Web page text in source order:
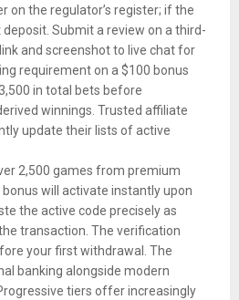
on the regulator’s register; if the
deposit. Submit a review on a third-
and screenshot to live chat for
requirement on a $100 bonus
in total bets before
winnings. Trusted affiliate
update their lists of active
2,500 games from premium
will activate instantly upon
the active code precisely as
transaction. The verification
your first withdrawal. The
banking alongside modern
tiers offer increasingly